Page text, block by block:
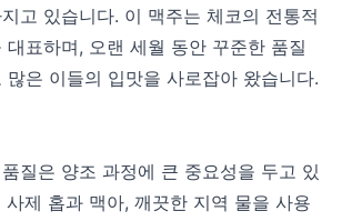
고 있습니다. 이 맥주는 체코의 전통적
대표하며, 오랜 세월 동안 꾸준한 품질
많은 이들의 입맛을 사로잡아 왔습니다.
질은 양조 과정에 큰 중요성을 두고 있
사제 홉과 맥아, 깨끗한 지역 물을 사용